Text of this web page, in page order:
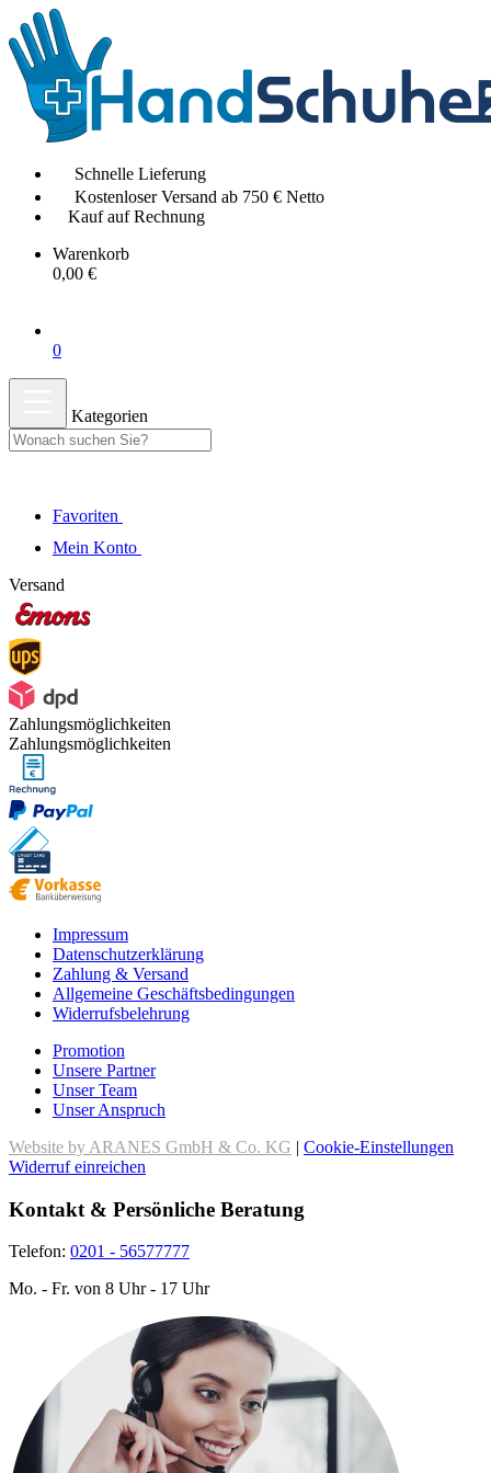
Schnelle Lieferung
Kostenloser Versand ab 750 € Netto
Kauf auf Rechnung
Warenkorb
0,00 €
0
Kategorien
Favoriten
Mein Konto
Versand
Zahlungsmöglichkeiten
Zahlungsmöglichkeiten
Impressum
Datenschutzerklärung
Zahlung & Versand
Allgemeine Geschäftsbedingungen
Widerrufsbelehrung
Promotion
Unsere Partner
Unser Team
Unser Anspruch
Website by ARANES GmbH & Co. KG | Cookie-Einstellungen
Widerruf einreichen
Kontakt & Persönliche Beratung
Telefon: 0201 - 56577777
Mo. - Fr. von 8 Uhr - 17 Uhr